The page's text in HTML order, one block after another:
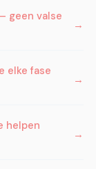
geen valse
elke fase
helpen